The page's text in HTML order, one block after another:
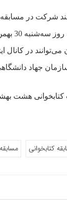
شرکت در مسابقه
اطلاع‌رسانی باشگاه کتابخوانی دانشجویان ایران برگزار می‌شود.
می‌توانند در
جهاد
۱۳۹۹ کار خود را آغاز کرد و امسال
کتابخوانی